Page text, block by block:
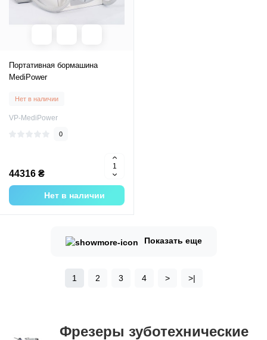
Портативная бормашина
MediPower
Нет в наличии
VP-MediPower
0
44316 ₴
Нет в наличии
Показать еще
1 2 3 4 > >|
Фрезеры зуботехнические